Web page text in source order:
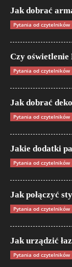
Jak dobrać
Pytania od czytelników
Czy
Pytania od czytelników
Jak dobrać
Pytania od czytelników
Jakie dodatki
Pytania od czytelników
Jak połączyć
Pytania od czytelników
Jak urządzić
Pytania od czytelników